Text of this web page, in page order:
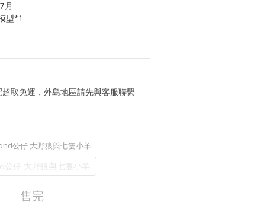
月
型*1
取免運，外島地區請先與客服聯繫
公仔 大野狼與七隻小羊
仔 大野狼與七隻小羊
售完